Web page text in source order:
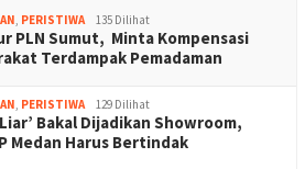
PERISTIWA 135 Dilihat
PLN Sumut, Minta Kompensasi
Terdampak Pemadaman
PERISTIWA 129 Dilihat
Bakal Dijadikan Showroom,
Medan Harus Bertindak